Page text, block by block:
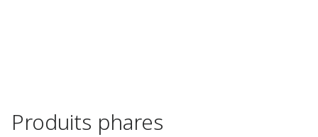
Produits phares​